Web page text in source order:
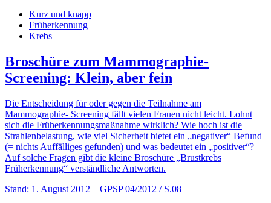
Kurz und knapp
Früherkennung
Krebs
Broschüre zum Mammographie-
Screening: Klein, aber fein
Die Entscheidung für oder gegen die Teilnahme am
Mammographie- Screening fällt vielen Frauen nicht leicht. Lohnt
sich die Früherkennungsmaßnahme wirklich? Wie hoch ist die
Strahlenbelastung, wie viel Sicherheit bietet ein „negativer“ Befund
(= nichts Auffälliges gefunden) und was bedeutet ein „positiver“?
Auf solche Fragen gibt die kleine Broschüre „Brustkrebs
Früherkennung“ verständliche Antworten.
Stand: 1. August 2012 – GPSP 04/2012 / S.08